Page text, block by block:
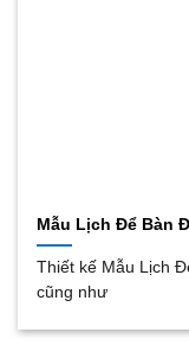
Mẫu Lịch Để Bàn
Thiết kế Mẫu Lịch
cũng như